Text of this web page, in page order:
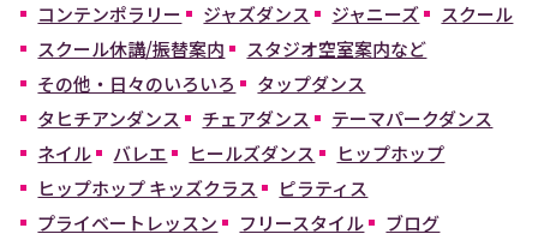
コンテンポラリー
ジャズダンス ジャニーズ
スクール
スクール休講/振替案内
スタジオ空室案内など
その他・日々のいろいろ
タップダンス
タヒチアンダンス
チェアダンス
テーマパークダンス
ネイル
バレエ ヒールズダンス
ヒップホップ
ヒップホップ キッズクラス
ピラティス
プライベートレッスン
フリースタイル
ブログ